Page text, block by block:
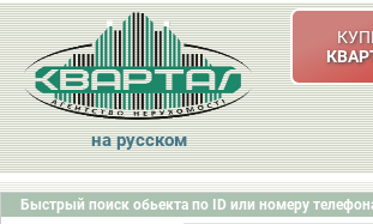
на русском
Быстрый поиск обьекта по ID или номеру